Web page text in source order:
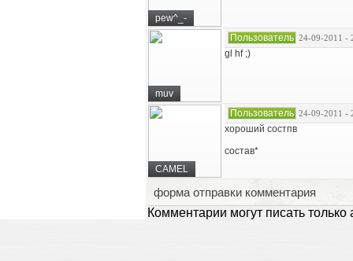
pew^_-
muv
Пользователь 24-09-2011 -
gl hf ;)
CAMEL
Пользователь 24-09-2011 -
хороший состпв
состав*
форма отправки комментария
Комментарии могут писать